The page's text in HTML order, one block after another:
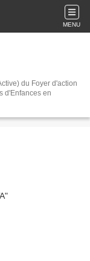
MENU
du Foyer d'action
d'Enfances en